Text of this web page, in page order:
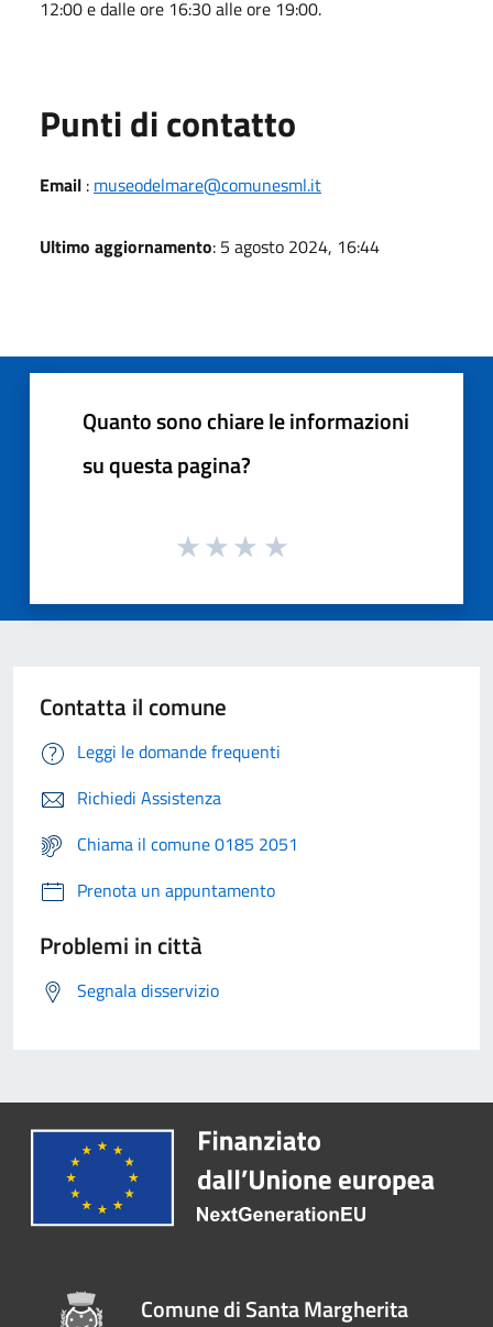
12:00 e dalle ore 16:30 alle ore 19:00.
Punti di contatto
Email : museodelmare@comunesml.it
Ultimo aggiornamento: 5 agosto 2024, 16:44
Quanto sono chiare le informazioni
su questa pagina?
Contatta il comune
Leggi le domande frequenti
Richiedi Assistenza
Chiama il comune 0185 2051
Prenota un appuntamento
Problemi in città
Segnala disservizio
Comune di Santa Margherita